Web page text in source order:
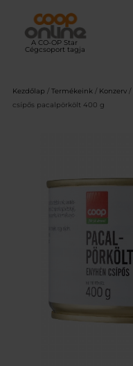
tartalomhoz
Kezdőlap / Termékeink / Konzerv /
csípős pacalpörkölt 400 g